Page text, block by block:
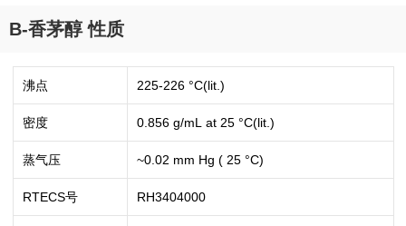
B-香茅醇 性质
沸点 225-226 °C(lit.)
密度 0.856 g/mL at 25 °C(lit.)
蒸气压 ~0.02 mm Hg ( 25 °C)
RTECS号 RH3404000